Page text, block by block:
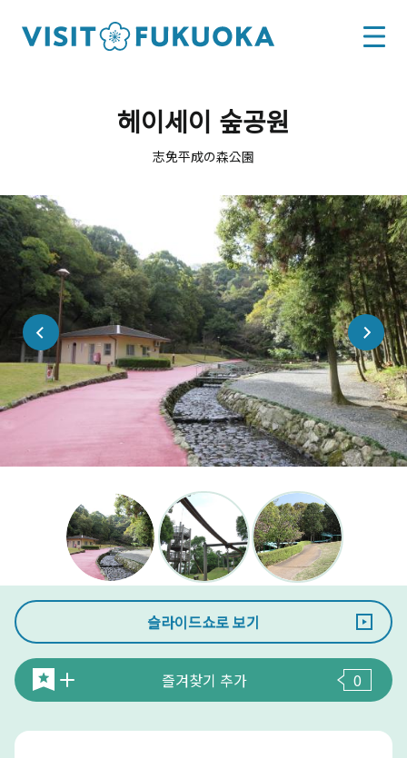
헤이세이 숲공원
志免平成の森公園
슬라이드쇼로 보기
즐겨찾기 추가 0